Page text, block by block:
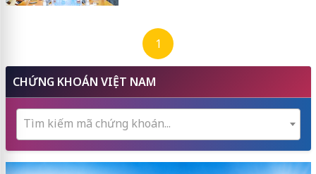
1
CHỨNG KHOÁN VIỆT NAM
Tìm kiếm mã chứng khoán...